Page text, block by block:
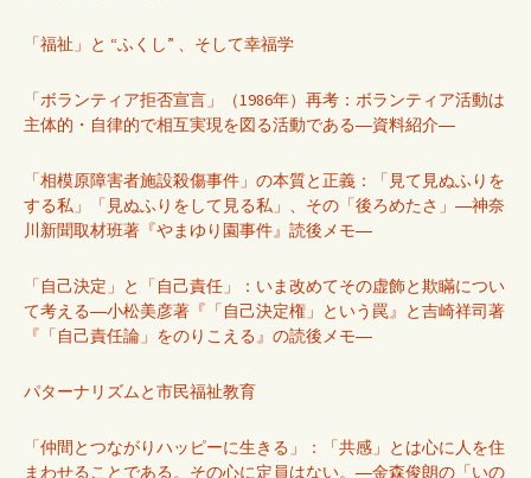
「福祉」と “ふくし” 、そして幸福学
「ボランティア拒否宣言」（1986年）再考：ボランティア活動は
主体的・自律的で相互実現を図る活動である―資料紹介―
「相模原障害者施設殺傷事件」の本質と正義：「見て見ぬふりを
する私」「見ぬふりをして見る私」、その「後ろめたさ」―神奈
川新聞取材班著『やまゆり園事件』読後メモ―
「自己決定」と「自己責任」：いま改めてその虚飾と欺瞞につい
て考える―小松美彦著『「自己決定権」という罠』と吉崎祥司著
『「自己責任論」をのりこえる』の読後メモ―
パターナリズムと市民福祉教育
「仲間とつながりハッピーに生きる」：「共感」とは心に人を住
まわせることである。その心に定員はない。―金森俊朗の「いの